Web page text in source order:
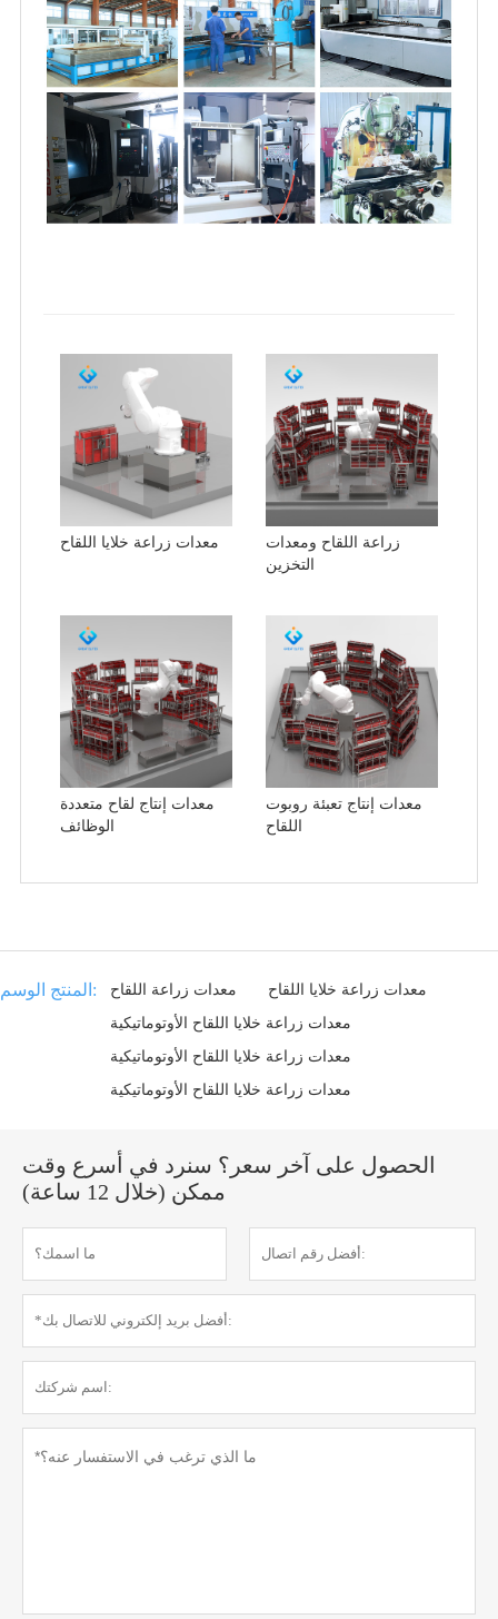
معدات زراعة خلايا اللقاح
زراعة اللقاح ومعدات
التخزين
معدات إنتاج لقاح متعددة
الوظائف
معدات إنتاج تعبئة روبوت
اللقاح
المنتج الوسم: معدات زراعة اللقاح
معدات زراعة خلايا اللقاح
معدات زراعة خلايا اللقاح الأوتوماتيكية
معدات زراعة خلايا اللقاح الأوتوماتيكية
معدات زراعة خلايا اللقاح الأوتوماتيكية
الحصول على آخر سعر؟ سنرد في أسرع وقت
ممكن (خلال 12 ساعة)